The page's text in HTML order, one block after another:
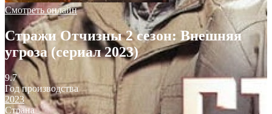
Смотреть онлайн
Стражи Отчизны 2 сезон: Внешняя
угроза (сериал 2023)
9.7
Год производства
2023
Страна